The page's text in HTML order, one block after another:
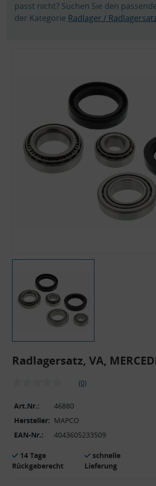
passt nicht? Suchen Sie den
der Kategorie Radlager /
Radlagersatz, VA,
(0)
Art.Nr.:
46880
Hersteller: MAPCO
EAN-Nr.:
4043605233509
14 Tage
Rückgaberecht
schnelle
Lieferung